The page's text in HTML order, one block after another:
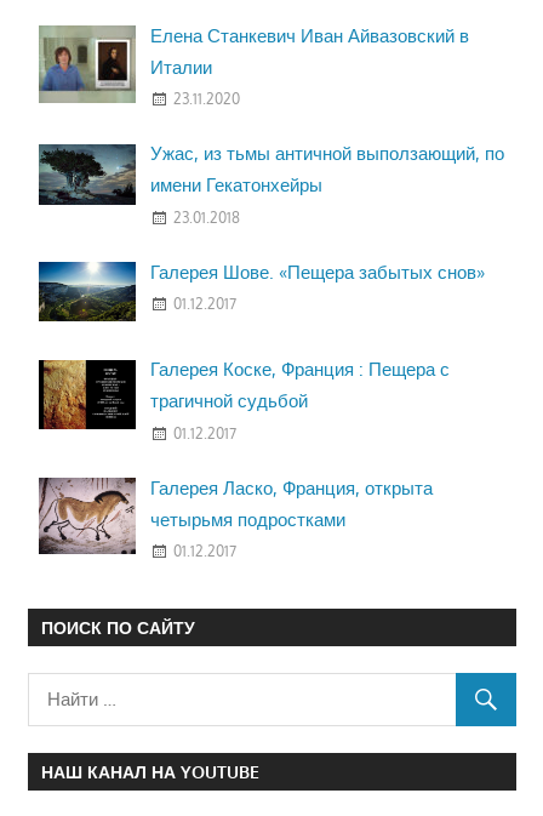
Елена Станкевич Иван Айвазовский в
Италии
23.11.2020
Ужас, из тьмы античной выползающий, по
имени Гекатонхейры
23.01.2018
Галерея Шове. «Пещера забытых снов»
01.12.2017
Галерея Коске, Франция : Пещера с
трагичной судьбой
01.12.2017
Галерея Ласко, Франция, открыта
четырьмя подростками
01.12.2017
ПОИСК ПО САЙТУ
НАШ КАНАЛ НА YOUTUBE